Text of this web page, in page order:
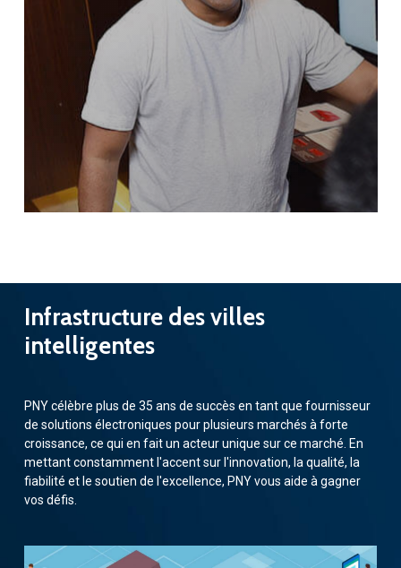
Infrastructure desvilles
intelligentes
PNY célèbre plus de 35 ans de succès en tant que fournisseur
de solutions électroniques pour plusieurs marchés à forte
croissance, ce qui en fait un acteur unique sur ce marché. En
mettant constamment l'accent sur l'innovation, la qualité, la
fiabilité et le soutien de l'excellence, PNY vous aide à gagner
vos défis.